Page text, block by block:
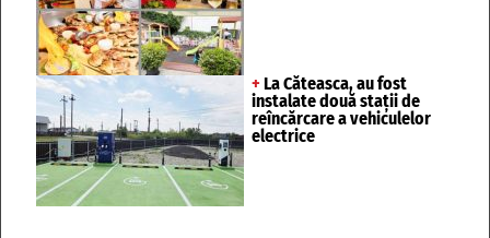
+ La Căteasca, au fost
instalate două stații de
reîncărcare a vehiculelor
electrice